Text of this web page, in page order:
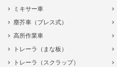
ミキサー車
塵芥車（プレス式）
高所作業車
トレーラ（まな板）
トレーラ（スクラップ）